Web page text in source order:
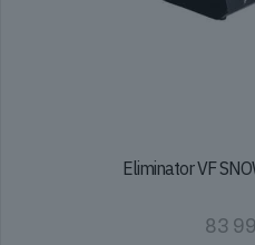
Eliminator VF
83